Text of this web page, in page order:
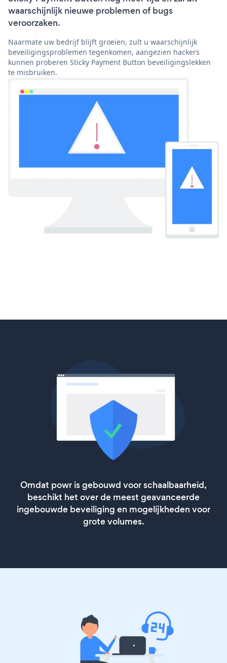
waarschijnlijk nieuwe problemen of bugs
veroorzaken.
Naarmate uw bedrijf blijft groeien, zult u waarschijnlijk
beveiligingsproblemen tegenkomen, aangezien hackers
kunnen proberen Sticky Payment Button beveiligingslekken
te misbruiken.
Omdat powr is gebouwd voor schaalbaarheid,
beschikt het over de meest geavanceerde
ingebouwde beveiliging en mogelijkheden voor
grote volumes.